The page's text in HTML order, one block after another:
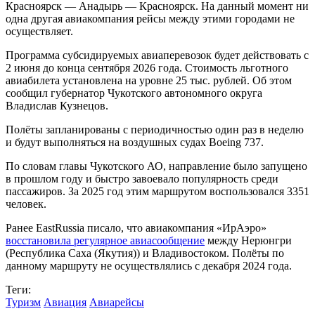
Красноярск — Анадырь — Красноярск. На данный момент ни
одна другая авиакомпания рейсы между этими городами не
осуществляет.
Программа субсидируемых авиаперевозок будет действовать с
2 июня до конца сентября 2026 года. Стоимость льготного
авиабилета установлена на уровне 25 тыс. рублей. Об этом
сообщил губернатор Чукотского автономного округа
Владислав Кузнецов.
Полёты запланированы с периодичностью один раз в неделю
и будут выполняться на воздушных судах Boeing 737.
По словам главы Чукотского АО, направление было запущено
в прошлом году и быстро завоевало популярность среди
пассажиров. За 2025 год этим маршрутом воспользовался 3351
человек.
Ранее EastRussia писало, что авиакомпания «ИрАэро»
восстановила регулярное авиасообщение между Нерюнгри
(Республика Саха (Якутия)) и Владивостоком. Полёты по
данному маршруту не осуществлялись с декабря 2024 года.
Теги:
Туризм Авиация Авиарейсы